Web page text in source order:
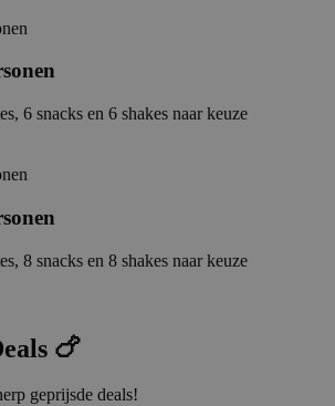
6 snacks en 6 shakes naar keuze
8 snacks en 8 shakes naar keuze
🍗
geprijsde deals!